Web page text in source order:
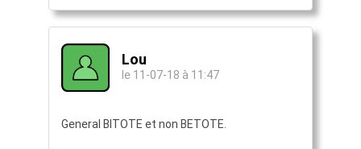
Lou
le 11-07-18 à 11:47
General BITOTE et non BETOTE.